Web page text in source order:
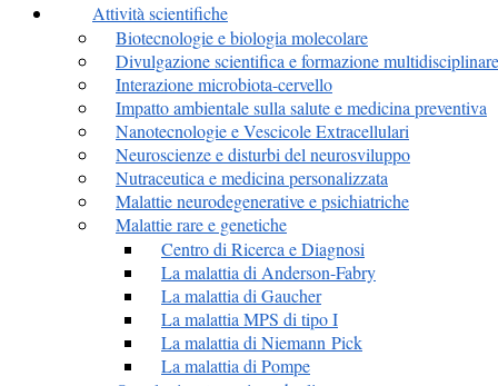
Attività scientifiche
Biotecnologie e biologia molecolare
Divulgazione scientifica e formazione multidisciplinare
Interazione microbiota-cervello
Impatto ambientale sulla salute e medicina preventiva
Nanotecnologie e Vescicole Extracellulari
Neuroscienze e disturbi del neurosviluppo
Nutraceutica e medicina personalizzata
Malattie neurodegenerative e psichiatriche
Malattie rare e genetiche
Centro di Ricerca e Diagnosi
La malattia di Anderson-Fabry
La malattia di Gaucher
La malattia MPS di tipo I
La malattia di Niemann Pick
La malattia di Pompe